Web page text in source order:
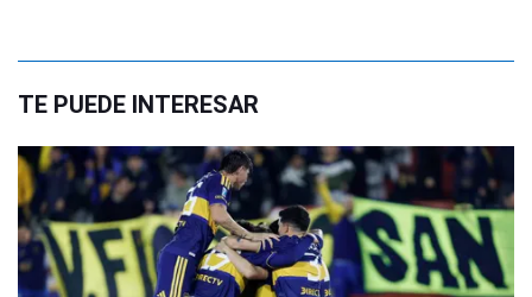
TE PUEDE INTERESAR